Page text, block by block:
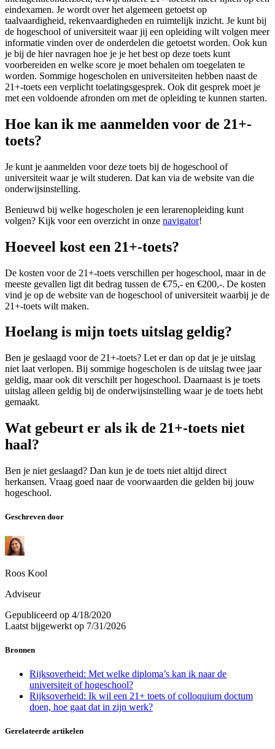
eindexamen. Je wordt over het algemeen getoetst op
taalvaardigheid, rekenvaardigheden en ruimtelijk inzicht. Je kunt bij
de hogeschool of universiteit waar jij een opleiding wilt volgen meer
informatie vinden over de onderdelen die getoetst worden. Ook kun
je bij de hier navragen hoe je je het best op deze toets kunt
voorbereiden en welke score je moet behalen om toegelaten te
worden. Sommige hogescholen en universiteiten hebben naast de
21+-toets een verplicht toelatingsgesprek. Ook dit gesprek moet je
met een voldoende afronden om met de opleiding te kunnen starten.
Hoe kan ik me aanmelden voor de 21+-
toets?
Je kunt je aanmelden voor deze toets bij de hogeschool of
universiteit waar je wilt studeren. Dat kan via de website van die
onderwijsinstelling.
Benieuwd bij welke hogescholen je een lerarenopleiding kunt
volgen? Kijk voor een overzicht in onze navigator!
Hoeveel kost een 21+-toets?
De kosten voor de 21+-toets verschillen per hogeschool, maar in de
meeste gevallen ligt dit bedrag tussen de €75,- en €200,-. De kosten
vind je op de website van de hogeschool of universiteit waarbij je de
21+-toets wilt maken.
Hoelang is mijn toets uitslag geldig?
Ben je geslaagd voor de 21+-toets? Let er dan op dat je je uitslag
niet laat verlopen. Bij sommige hogescholen is de uitslag twee jaar
geldig, maar ook dit verschilt per hogeschool. Daarnaast is je toets
uitslag alleen geldig bij de onderwijsinstelling waar je de toets hebt
gemaakt.
Wat gebeurt er als ik de 21+-toets niet
haal?
Ben je niet geslaagd? Dan kun je de toets niet altijd direct
herkansen. Vraag goed naar de voorwaarden die gelden bij jouw
hogeschool.
Geschreven door
Roos Kool
Adviseur
Gepubliceerd op 4/18/2020
Laatst bijgewerkt op 7/31/2026
Bronnen
Rijksoverheid: Met welke diploma’s kan ik naar de
universiteit of hogeschool?
Rijksoverheid: Ik wil een 21+ toets of colloquium doctum
doen, hoe gaat dat in zijn werk?
Gerelateerde artikelen